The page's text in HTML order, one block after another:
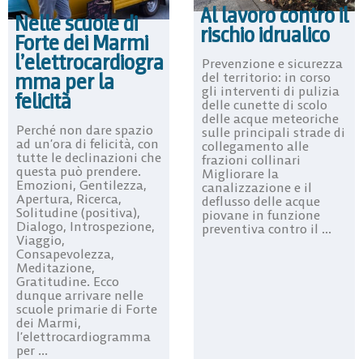
Nelle scuole di
Forte dei Marmi
l’elettrocardiogra
mma per la
felicità
Perché non dare spazio
ad un’ora di felicità, con
tutte le declinazioni che
questa può prendere.
Emozioni, Gentilezza,
Apertura, Ricerca,
Solitudine (positiva),
Dialogo, Introspezione,
Viaggio,
Consapevolezza,
Meditazione,
Gratitudine. Ecco
dunque arrivare nelle
scuole primarie di Forte
dei Marmi,
l’elettrocardiogramma
per ...
Al lavoro contro il
rischio idrualico
Prevenzione e sicurezza
del territorio: in corso
gli interventi di pulizia
delle cunette di scolo
delle acque meteoriche
sulle principali strade di
collegamento alle
frazioni collinari
Migliorare la
canalizzazione e il
deflusso delle acque
piovane in funzione
preventiva contro il ...